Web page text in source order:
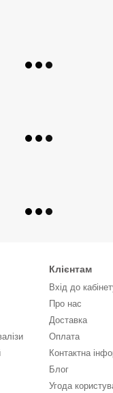
Клієнтам
Вхід до
Про нас
Доставка
Оплата
Контактна
Блог
Угода